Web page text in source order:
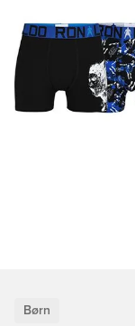
Børn